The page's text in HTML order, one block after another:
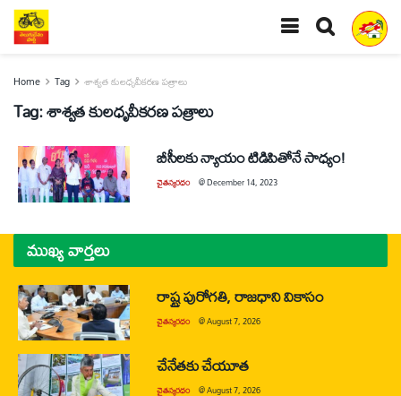
Home Tag శాశ్వత కులధృవీకరణ పత్రాలు
Tag:శాశ్వత కులధృవీకరణ పత్రాలు
బీసీలకు న్యాయం టిడిపితోనే సాధ్యం!
చైతన్యరధం @December 14, 2023
ముఖ్య వార్తలు
రాష్ట్ర పురోగతి, రాజధాని వికాసం
చైతన్యరధం @August 7, 2026
చేనేతకు చేయూత
చైతన్యరధం @August 7, 2026